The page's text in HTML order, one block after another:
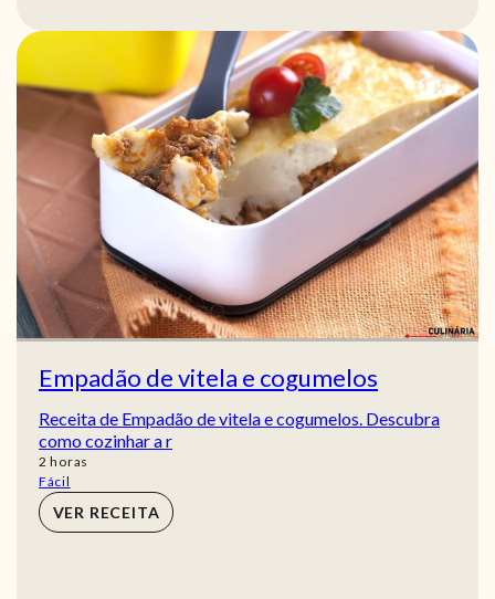
Empadão de vitela e cogumelos
Receita de Empadão de vitela e cogumelos. Descubra
como cozinhar a r
2 horas
horas
Fácil
VER RECEITA